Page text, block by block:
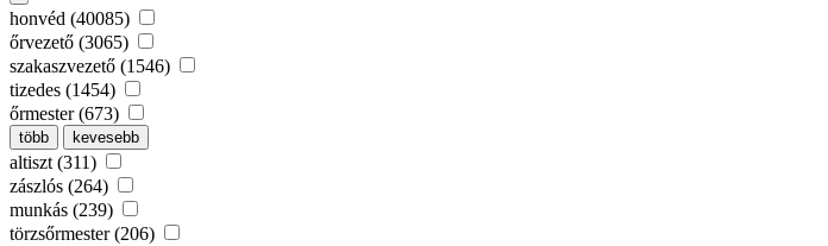
honvéd (40085)
őrvezető (3065)
szakaszvezető (1546)
tizedes (1454)
őrmester (673)
több kevesebb
altiszt (311)
zászlós (264)
munkás (239)
törzsőrmester (206)